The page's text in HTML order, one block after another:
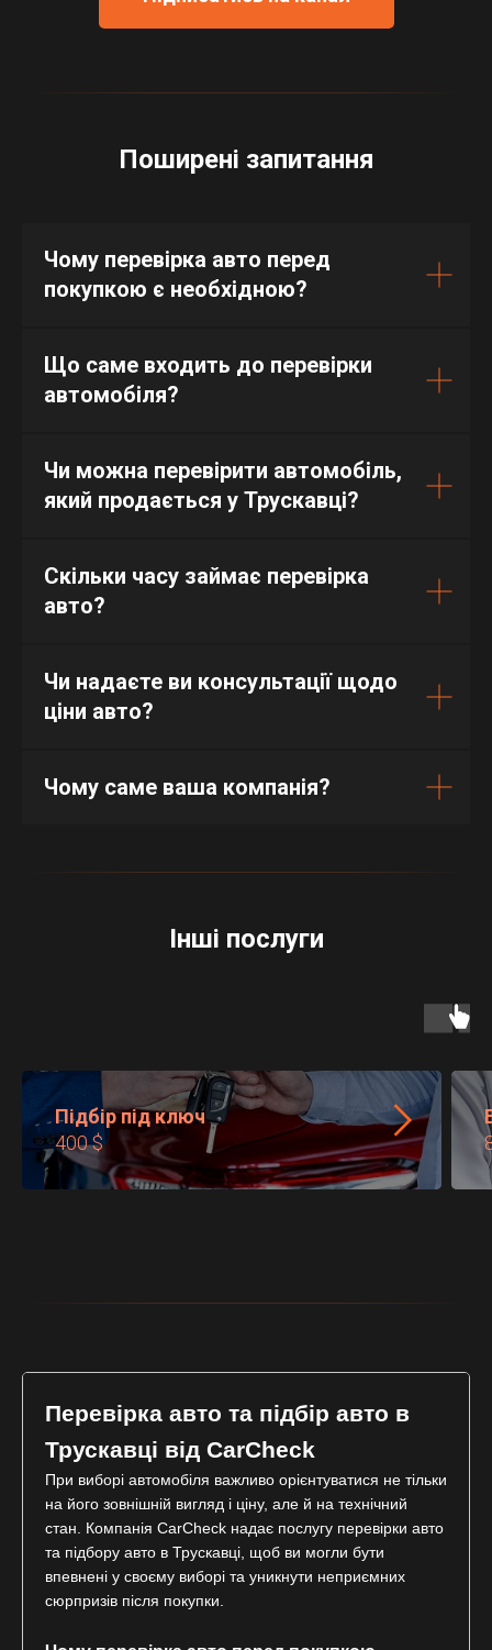
Поширені запитання
Чому перевірка авто перед
покупкою є необхідною?
Що саме входить до перевірки
автомобіля?
Чи можна перевірити автомобіль,
який продається у Трускавці?
Скільки часу займає перевірка
авто?
Чи надаєте ви консультації щодо
ціни авто?
Чому саме ваша компанія?
Інші послуги
Підбір під ключ
400 $
Перевірка авто та підбір авто в
Трускавці від CarCheck
При виборі автомобіля важливо орієнтуватися не тільки
на його зовнішній вигляд і ціну, але й на технічний
стан. Компанія CarCheck надає послугу перевірки авто
та підбору авто в Трускавці, щоб ви могли бути
впевнені у своєму виборі та уникнути неприємних
сюрпризів після покупки.